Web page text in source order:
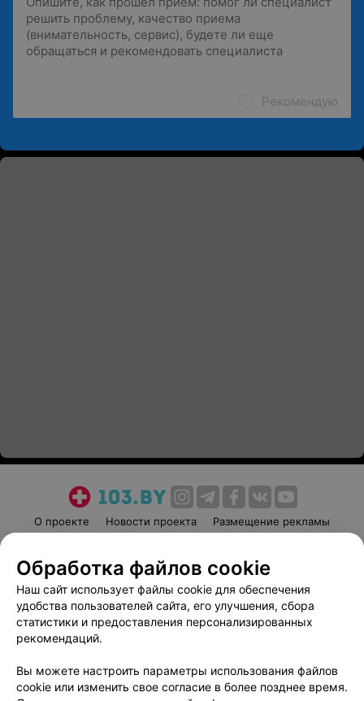
Рекомендую
О проекте Новости проекта
Размещение рекламы
Пользовательское соглашение
Способы оплаты
Вакансии
Партнеры
Написать руководителю 103.by
Обработка персональных данных
Обработка файлов cookie
Наш сайт использует файлы cookie для обеспечения
удобства пользователей сайта, его улучшения, сбора
статистики и предоставления персонализированных
рекомендаций.
Вы можете настроить параметры использования файлов
cookie или изменить свое согласие в более позднее время.